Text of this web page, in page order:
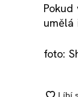
umělá
foto: